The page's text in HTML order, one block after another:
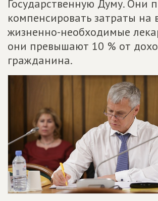
Государственную Думу. Они
компенсировать затраты на
жизненно-необходимые
они превышают 10 % от
гражданина.